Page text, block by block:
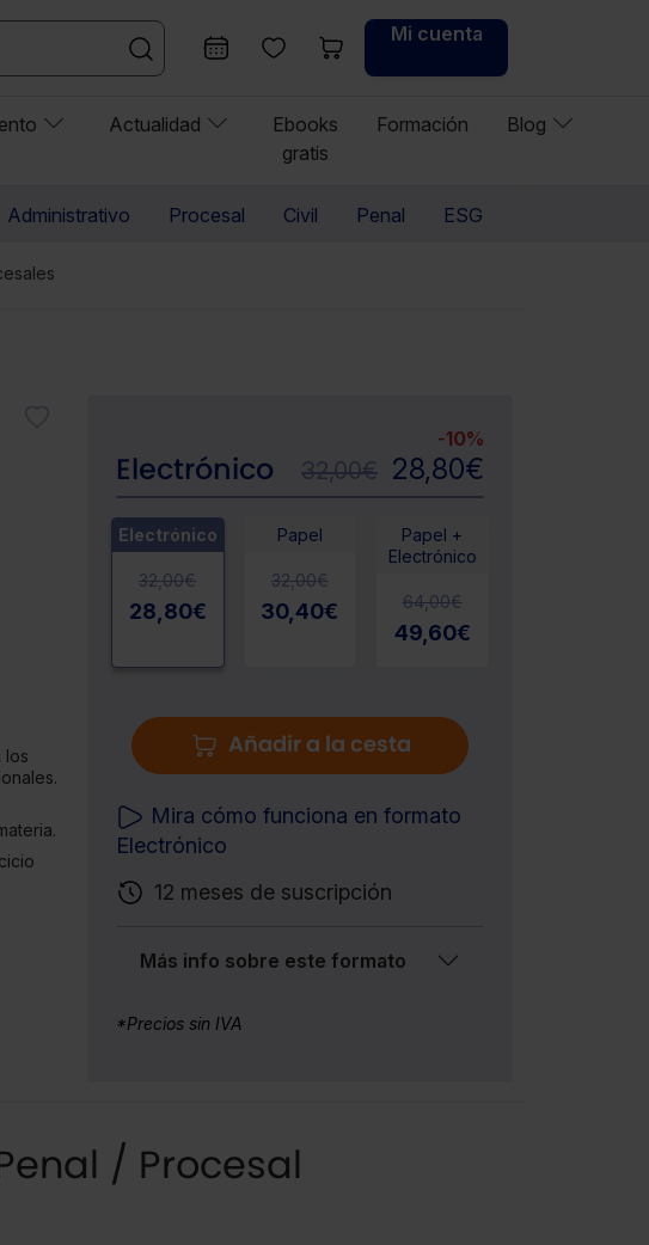
Mi cuenta
Actualidad
Ebooks
gratis
Formación Blog
Administrativo Procesal Civil Penal ESG
los
Electrónico
-10%
32,00€ 28,80€
Electrónico
32,00€
28,80€
Papel
32,00€
30,40€
Papel +
Electrónico
64,00€
49,60€
Añadir a la cesta
Mira cómo funciona en formato
Electrónico
12 meses de suscripción
Más info sobre este formato
*Precios sin IVA
/ Procesal